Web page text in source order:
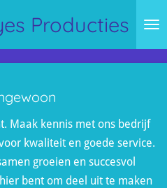
Producties
Maak kennis met ons bedrijf
kwaliteit en goede service.
groeien en succesvol
bent om deel uit te maken